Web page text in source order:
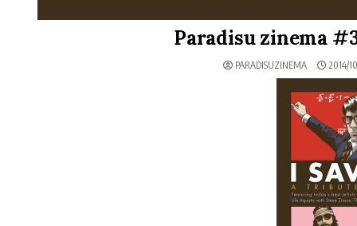
Paradisu zinema
PARADISUZINEMA 2014/